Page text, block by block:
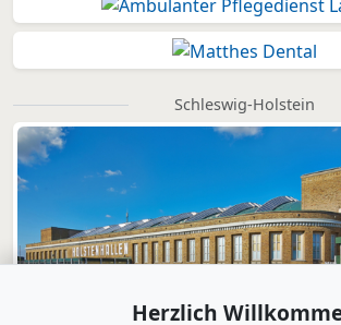
Schleswig-Holstein
Herzlich